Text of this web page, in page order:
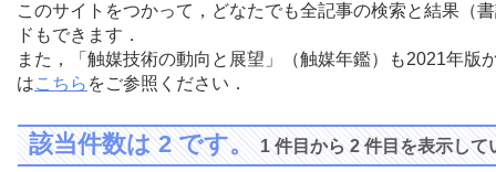
このサイトをつかって，どなたでも全記事の検索と結果（
ドもできます．
また，「触媒技術の動向と展望」（触媒年鑑）も2021年
はこちら をご参照ください．
該当件数は 2 です。1 件目から 2 件目を表示して